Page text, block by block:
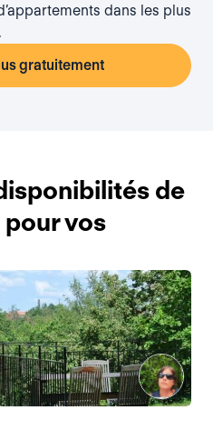
dans les plus
.
gratuitement
de
vos